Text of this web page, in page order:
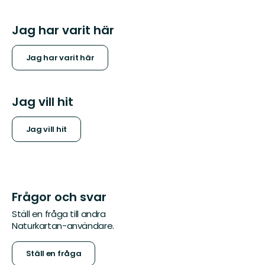
Jag har varit här
Jag har varit här
Jag vill hit
Jag vill hit
Frågor och svar
Ställ en fråga till andra
Naturkartan-användare.
Ställ en fråga